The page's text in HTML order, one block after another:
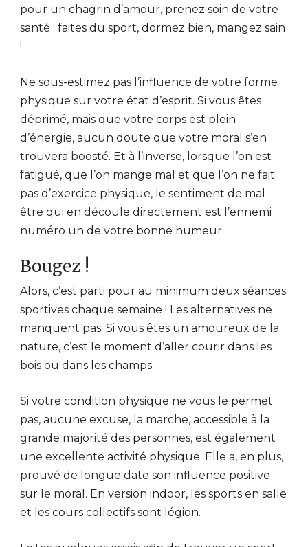
pour un chagrin d’amour, prenez soin de votre
santé : faites du sport, dormez bien, mangez sain
!
Ne sous-estimez pas l’influence de votre forme
physique sur votre état d’esprit. Si vous êtes
déprimé, mais que votre corps est plein
d’énergie, aucun doute que votre moral s’en
trouvera boosté. Et à l’inverse, lorsque l’on est
fatigué, que l’on mange mal et que l’on ne fait
pas d’exercice physique, le sentiment de mal
être qui en découle directement est l’ennemi
numéro un de votre bonne humeur.
Bougez !
Alors, c’est parti pour au minimum deux séances
sportives chaque semaine ! Les alternatives ne
manquent pas. Si vous êtes un amoureux de la
nature, c’est le moment d’aller courir dans les
bois ou dans les champs.
Si votre condition physique ne vous le permet
pas, aucune excuse, la marche, accessible à la
grande majorité des personnes, est également
une excellente activité physique. Elle a, en plus,
prouvé de longue date son influence positive
sur le moral. En version indoor, les sports en salle
et les cours collectifs sont légion.